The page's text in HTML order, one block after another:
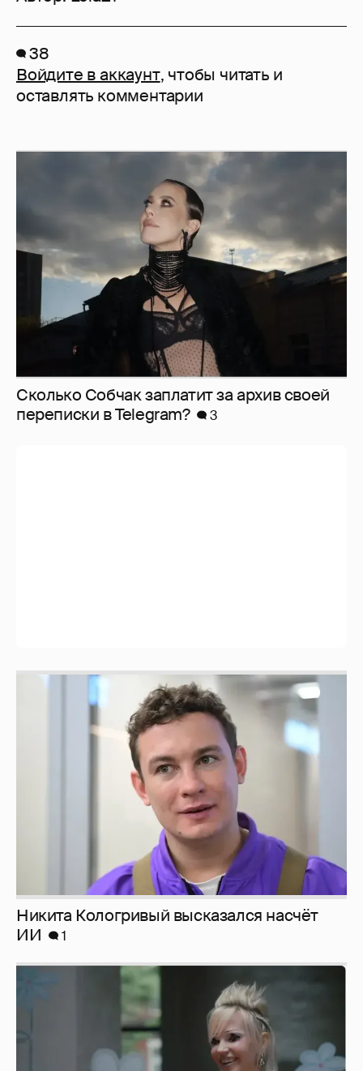
38
Войдите в аккаунт, чтобы читать и
оставлять комментарии
Сколько Собчак заплатит за архив своей
перeписки в Telegram?
3
Никита Кологривый высказался насчёт
Певица Глюкоза рассказала о съёмках для
эротического журнала
3